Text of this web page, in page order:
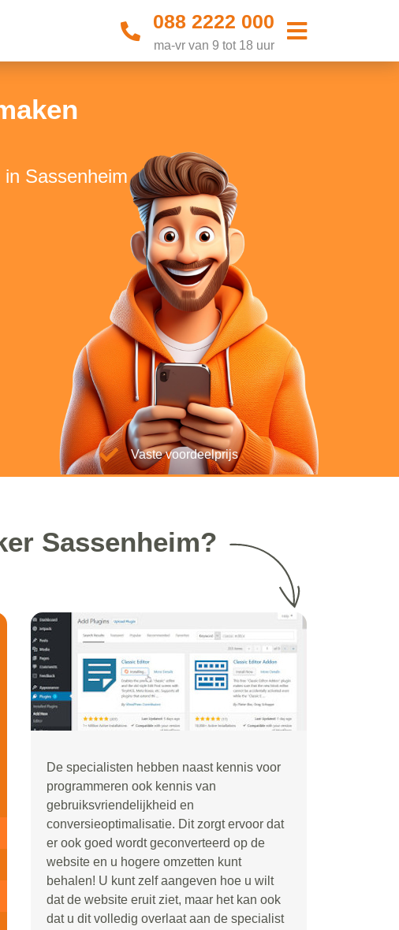
088 2222 000
ma-vr van 9 tot 18 uur
Sassenheim
Vaste voordeelprijs
Sassenheim?
De specialisten hebben naast kennis voor
programmeren ook kennis van
gebruiksvriendelijkheid en
conversieoptimalisatie. Dit zorgt ervoor dat
er ook goed wordt geconverteerd op de
website en u hogere omzetten kunt
behalen! U kunt zelf aangeven hoe u wilt
dat de website eruit ziet, maar het kan ook
dat u dit volledig overlaat aan de specialist